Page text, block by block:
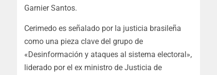
Garnier Santos.
Cerimedo es señalado por la justicia brasileña
como una pieza clave del grupo de
«Desinformación y ataques al sistema electoral»,
liderado por el ex ministro de Justicia de